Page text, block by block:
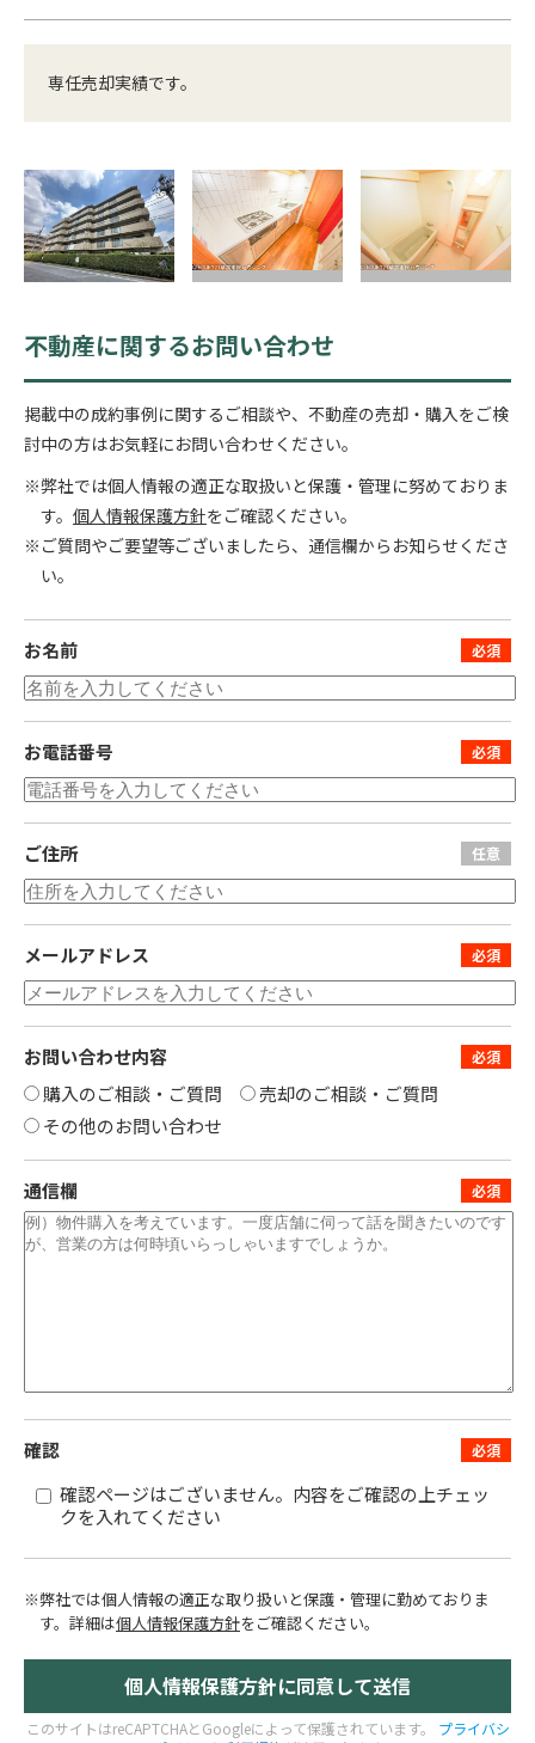
専任売却実績です。
不動産に関するお問い合わせ
掲載中の成約事例に関するご相談や、不動産の売却・購入をご検
討中の方はお気軽にお問い合わせください。
※弊社では個人情報の適正な取扱いと保護・管理に努めておりま
す。 個人情報保護方針をご確認ください。
※ご質問やご要望等ございましたら、通信欄からお知らせくださ
い。
お名前
お電話番号
ご住所
メールアドレス
お問い合わせ内容
購入のご相談・ご質問
売却のご相談・ご質問
その他のお問い合わせ
通信欄
確認
確認ページはございません。内容をご確認の上チェッ
クを入れてください
※弊社では個人情報の適正な取り扱いと保護・管理に勤めておりま
す。 詳細は個人情報保護方針をご確認ください。
このサイトはreCAPTCHAとGoogleによって保護されています。
プライバシ